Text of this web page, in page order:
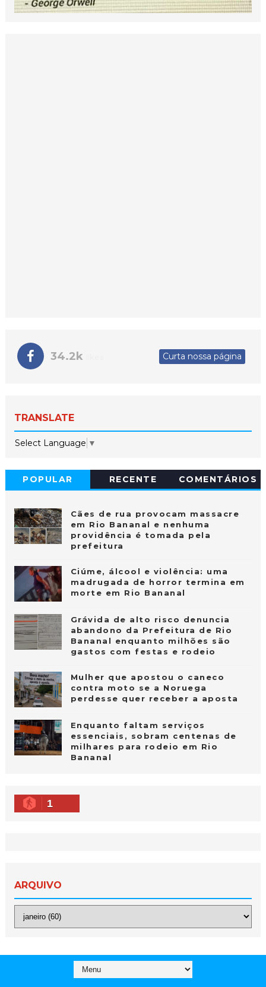
34.2k Curta nossa página
TRANSLATE
Select Language ▼
POPULAR RECENTE COMENTÁRIOS
Cães de rua provocam massacre
em Rio Bananal e nenhuma
providência é tomada pela
prefeitura
Ciúme, álcool e violência: uma
madrugada de horror termina em
morte em Rio Bananal
Grávida de alto risco denuncia
abandono da Prefeitura de Rio
Bananal enquanto milhões são
gastos com festas e rodeio
Mulher que apostou o caneco
contra moto se a Noruega
perdesse quer receber a aposta
Enquanto faltam serviços
essenciais, sobram centenas de
milhares para rodeio em Rio
Bananal
1
ARQUIVO